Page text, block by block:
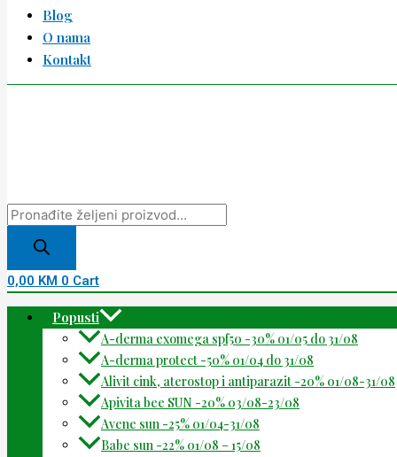
Blog
O nama
Kontakt
0,00 KM 0 Cart
Popusti
A-derma exomega spf50 -30% 01/05 do 31/08
A-derma protect -50% 01/04 do 31/08
Alivit cink, aterostop i antiparazit -20% 01/08-31/08
Apivita bee SUN -20% 03/08-23/08
Avene sun -25% 01/04-31/08
Babe sun -22% 01/08 – 15/08